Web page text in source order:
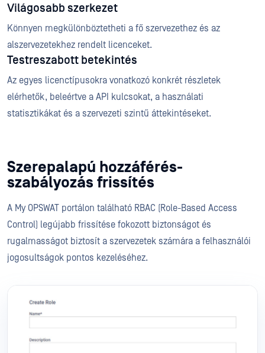
Világosabb szerkezet
Könnyen megkülönböztetheti a fő szervezethez és az
alszervezetekhez rendelt licenceket.
Testreszabott betekintés
Az egyes licenctípusokra vonatkozó konkrét részletek
elérhetők, beleértve a API kulcsokat, a használati
statisztikákat és a szervezeti szintű áttekintéseket.
Szerepalapú hozzáférés-
szabályozás frissítés
A My OPSWAT portálon található RBAC (Role-Based Access
Control) legújabb frissítése fokozott biztonságot és
rugalmasságot biztosít a szervezetek számára a felhasználói
jogosultságok pontos kezeléséhez.